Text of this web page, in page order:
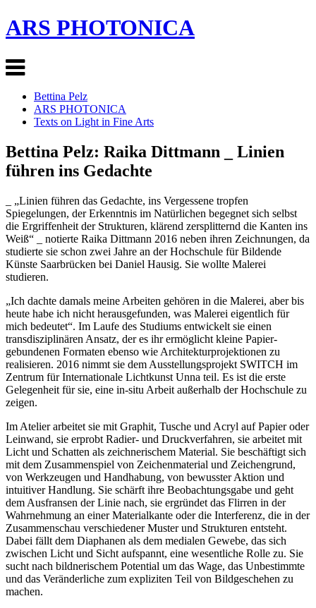
ARS PHOTONICA
Bettina Pelz
ARS PHOTONICA
Texts on Light in Fine Arts
Bettina Pelz: Raika Dittmann _ Linien
führen ins Gedachte
_ „Linien führen das Gedachte, ins Vergessene tropfen
Spiegelungen, der Erkenntnis im Natürlichen begegnet sich selbst
die Ergriffenheit der Strukturen, klärend zersplitternd die Kanten ins
Weiß“ _ notierte Raika Dittmann 2016 neben ihren Zeichnungen, da
studierte sie schon zwei Jahre an der Hochschule für Bildende
Künste Saarbrücken bei Daniel Hausig. Sie wollte Malerei
studieren.
„Ich dachte damals meine Arbeiten gehören in die Malerei, aber bis
heute habe ich nicht herausgefunden, was Malerei eigentlich für
mich bedeutet“. Im Laufe des Studiums entwickelt sie einen
transdisziplinären Ansatz, der es ihr ermöglicht kleine Papier-
gebundenen Formaten ebenso wie Architekturprojektionen zu
realisieren. 2016 nimmt sie dem Ausstellungsprojekt SWITCH im
Zentrum für Internationale Lichtkunst Unna teil. Es ist die erste
Gelegenheit für sie, eine in-situ Arbeit außerhalb der Hochschule zu
zeigen.
Im Atelier arbeitet sie mit Graphit, Tusche und Acryl auf Papier oder
Leinwand, sie erprobt Radier- und Druckverfahren, sie arbeitet mit
Licht und Schatten als zeichnerischem Material. Sie beschäftigt sich
mit dem Zusammenspiel von Zeichenmaterial und Zeichengrund,
von Werkzeugen und Handhabung, von bewusster Aktion und
intuitiver Handlung. Sie schärft ihre Beobachtungsgabe und geht
dem Ausfransen der Linie nach, sie ergründet das Flirren in der
Wahrnehmung an einer Materialkante oder die Interferenz, die in der
Zusammenschau verschiedener Muster und Strukturen entsteht.
Dabei fällt dem Diaphanen als dem medialen Gewebe, das sich
zwischen Licht und Sicht aufspannt, eine wesentliche Rolle zu. Sie
sucht nach bildnerischem Potential um das Wage, das Unbestimmte
und das Veränderliche zum expliziten Teil von Bildgeschehen zu
machen.